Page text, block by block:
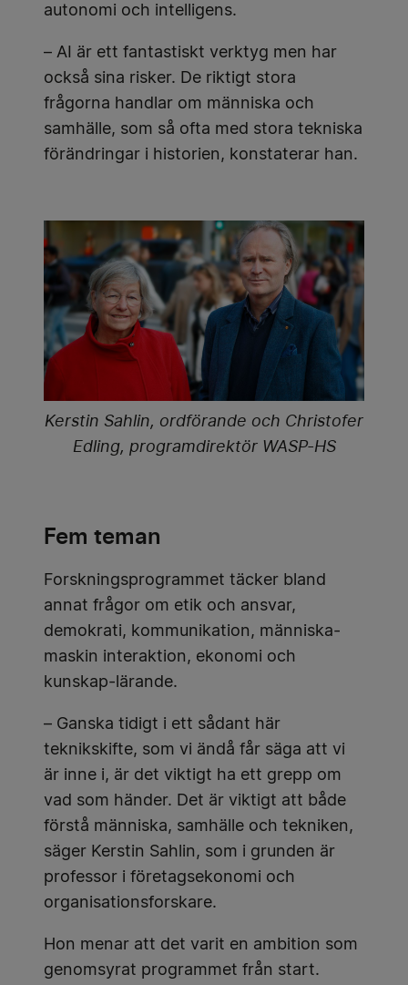
autonomi och intelligens.
– AI är ett fantastiskt verktyg men har
också sina risker. De riktigt stora
frågorna handlar om människa och
samhälle, som så ofta med stora tekniska
förändringar i historien, konstaterar han.
Kerstin Sahlin, ordförande och Christofer
Edling, programdirektör WASP-HS
Fem teman
Forskningsprogrammet täcker bland
annat frågor om etik och ansvar,
demokrati, kommunikation, människa-
maskin interaktion, ekonomi och
kunskap-lärande.
– Ganska tidigt i ett sådant här
teknikskifte, som vi ändå får säga att vi
är inne i, är det viktigt ha ett grepp om
vad som händer. Det är viktigt att både
förstå människa, samhälle och tekniken,
säger Kerstin Sahlin, som i grunden är
professor i företagsekonomi och
organisationsforskare.
Hon menar att det varit en ambition som
genomsyrat programmet från start.